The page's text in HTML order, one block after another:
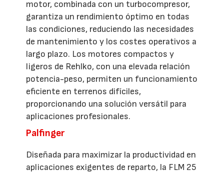
motor, combinada con un turbocompresor,
garantiza un rendimiento óptimo en todas
las condiciones, reduciendo las necesidades
de mantenimiento y los costes operativos a
largo plazo. Los motores compactos y
ligeros de Rehlko, con una elevada relación
potencia-peso, permiten un funcionamiento
eficiente en terrenos difíciles,
proporcionando una solución versátil para
aplicaciones profesionales.
Palfinger
Diseñada para maximizar la productividad en
aplicaciones exigentes de reparto, la FLM 25